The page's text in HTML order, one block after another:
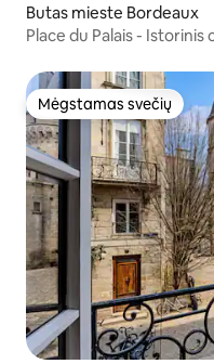
Butas mieste Bordeaux
Place du Palais -
Mėgstamas svečių
Mėgstamas svečių